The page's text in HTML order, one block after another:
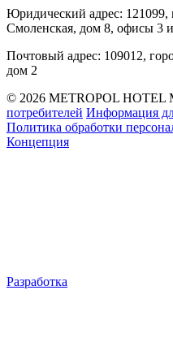
Юридический адрес: 121099,
Смоленская, дом 8, офисы 3
Почтовый адрес: 109012,
дом 2
© 2026 METROPOL HOTEL
потребителей Информация
Политика обработки
Концепция
Разработка